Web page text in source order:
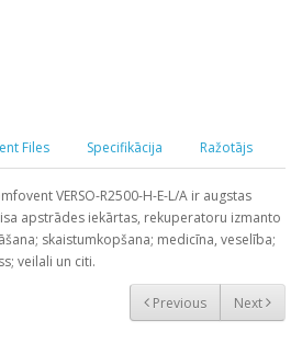
Files Specifikācija Ražotājs
VERSO-R2500-H-E-L/A ir augstas
apstrādes iekārtas, rekuperatoru izmanto
skaistumkopšana; medicīna, veselība;
veilali un citi.
Previous Next